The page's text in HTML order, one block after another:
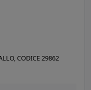
CODICE 29862